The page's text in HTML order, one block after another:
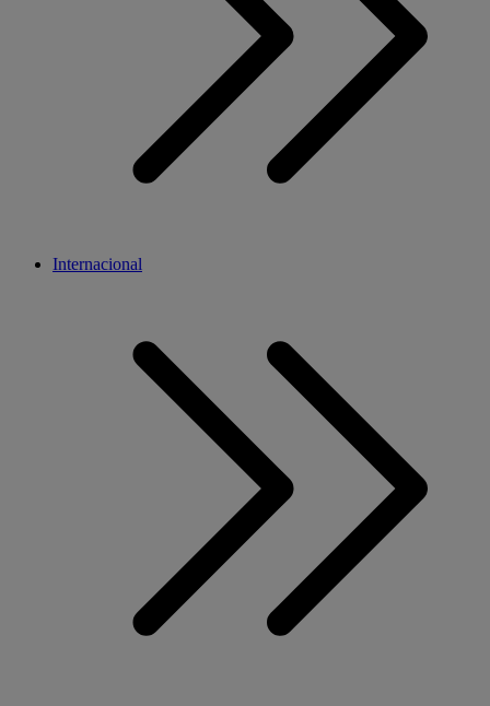
Internacional